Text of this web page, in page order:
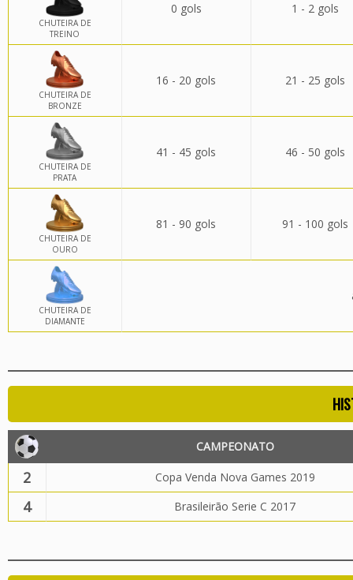
CHUTEIRA DE
TREINO
0 gols 1 - 2 gols
CHUTEIRA DE
BRONZE
16 - 20 gols 21 - 25 gols
CHUTEIRA DE
PRATA
41 - 45 gols 46 - 50 gols
CHUTEIRA DE
OURO
81 - 90 gols 91 - 100 gols
CHUTEIRA DE
DIAMANTE
CAMPEONATO
2 Copa Venda Nova Games 2019
4 Brasileirão Serie C 2017